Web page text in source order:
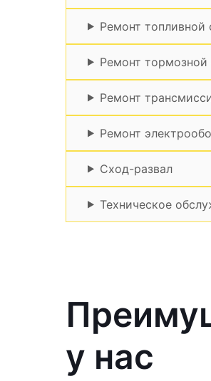
Ремонт топливной
Ремонт
Ремонт
Ремонт
Сход-развал
Техническое
у нас